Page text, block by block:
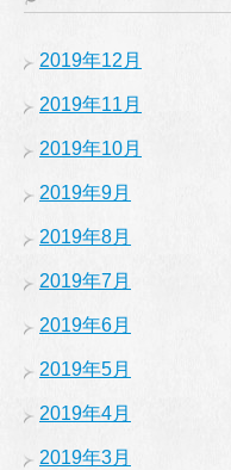
2019年12月
2019年11月
2019年10月
2019年9月
2019年8月
2019年7月
2019年6月
2019年5月
2019年4月
2019年3月